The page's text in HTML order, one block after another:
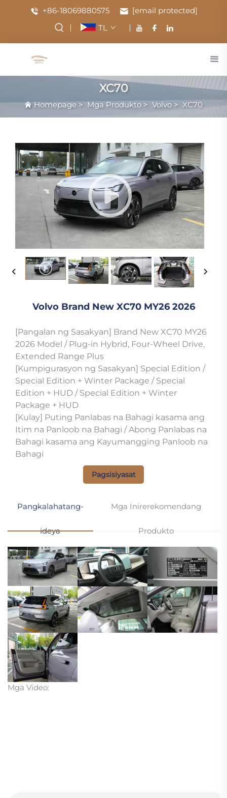
+86-18069880575
[email protected]
TL
XC70
Homepage > Mga Produkto > Volvo > XC70
Volvo Brand New XC70 MY26 2026
[Pangalan ng Sasakyan] Brand New XC70 MY26
2026 Model / Plug-in Hybrid, Four-Wheel Drive,
Extended Range Plus
[Kumpigurasyon ng Sasakyan] Special Edition /
Special Edition + Winter Package / Special
Edition + HUD / Special Edition + Winter
Package + HUD
[Kulay] Puting Panlabas na Bahagi kasama ang
Itim na Panloob na Bahagi / Abong Panlabas na
Bahagi kasama ang Kayumangging Panloob na
Bahagi
Pagsisiyasat
Pangkalahatang-
ideya
Mga Inirerekomendang
Produkto
Mga Video: